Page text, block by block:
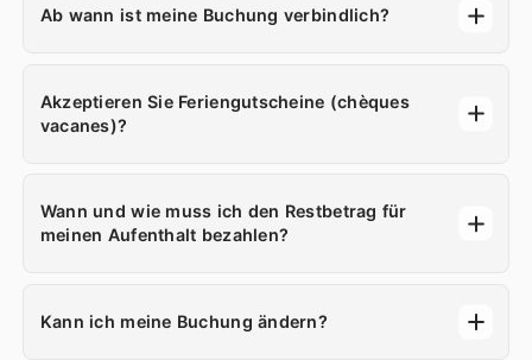
Ab wann ist meine Buchung verbindlich?
Akzeptieren Sie Feriengutscheine (chèques
vacanes)?
Wann und wie muss ich den Restbetrag für
meinen Aufenthalt bezahlen?
Kann ich meine Buchung ändern?